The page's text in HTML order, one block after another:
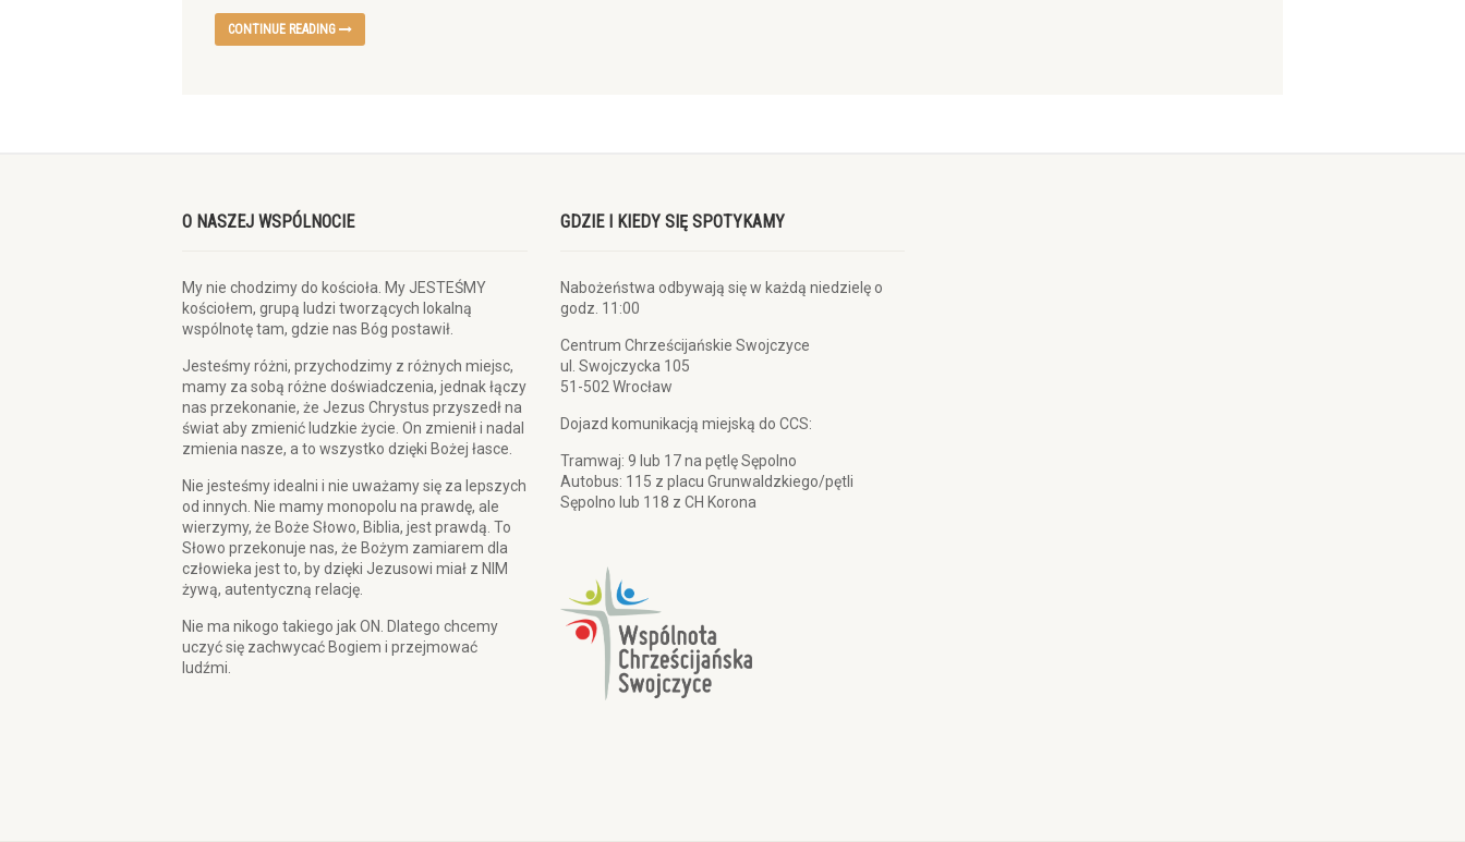
CONTINUE READING
O NASZEJ WSPÓLNOCIE
My nie chodzimy do kościoła. My JESTEŚMY
kościołem, grupą ludzi tworzących lokalną
wspólnotę tam, gdzie nas Bóg postawił.
Jesteśmy różni, przychodzimy z różnych miejsc,
mamy za sobą różne doświadczenia, jednak łączy
nas przekonanie, że Jezus Chrystus przyszedł na
świat aby zmienić ludzkie życie. On zmienił i nadal
zmienia nasze, a to wszystko dzięki Bożej łasce.
Nie jesteśmy idealni i nie uważamy się za lepszych
od innych. Nie mamy monopolu na prawdę, ale
wierzymy, że Boże Słowo, Biblia, jest prawdą. To
Słowo przekonuje nas, że Bożym zamiarem dla
człowieka jest to, by dzięki Jezusowi miał z NIM
żywą, autentyczną relację.
Nie ma nikogo takiego jak ON. Dlatego chcemy
uczyć się zachwycać Bogiem i przejmować
ludźmi.
GDZIE I KIEDY SIĘ SPOTYKAMY
Nabożeństwa odbywają się w każdą niedzielę o
godz. 11:00
Centrum Chrześcijańskie Swojczyce
ul. Swojczycka 105
51-502 Wrocław
Dojazd komunikacją miejską do CCS:
Tramwaj: 9 lub 17 na pętlę Sępolno
Autobus: 115 z placu Grunwaldzkiego/pętli
Sępolno lub 118 z CH Korona